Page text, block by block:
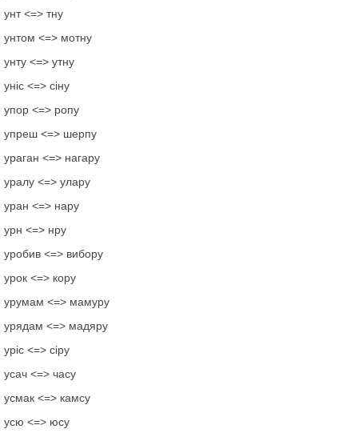
унт <=> тну
унтом <=> мотну
унту <=> утну
уніс <=> сіну
упор <=> ропу
упреш <=> шерпу
ураган <=> нагару
уралу <=> улару
уран <=> нару
урн <=> нру
уробив <=> вибору
урок <=> кору
урумам <=> мамуру
урядам <=> мадяру
уріс <=> сіру
усач <=> часу
усмак <=> камсу
усю <=> юсу